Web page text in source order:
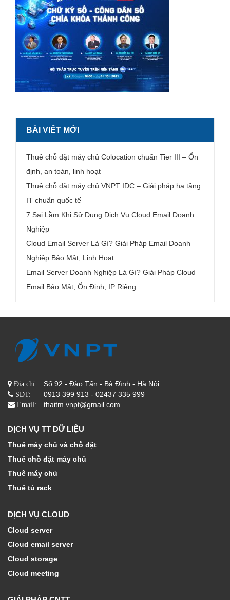
BÀI VIẾT MỚI
Thuê chỗ đặt máy chủ Colocation chuẩn Tier III – Ổn
định, an toàn, linh hoạt
Thuê chỗ đặt máy chủ VNPT IDC – Giải pháp hạ tầng
IT chuẩn quốc tế
7 Sai Lầm Khi Sử Dụng Dịch Vụ Cloud Email Doanh
Nghiệp
Cloud Email Server Là Gì? Giải Pháp Email Doanh
Nghiệp Bảo Mật, Linh Hoạt
Email Server Doanh Nghiệp Là Gì? Giải Pháp Cloud
Email Bảo Mật, Ổn Định, IP Riêng
Địa chỉ: Số 92 - Đào Tấn - Bà Đình - Hà Nội
SĐT: 0913 399 913 - 02437 335 999
Email: thaitm.vnpt@gmail.com
DỊCH VỤ TT DỮ LIỆU
Thuê máy chủ và chỗ đặt
Thuê chỗ đặt máy chủ
Thuê máy chủ
Thuê tủ rack
DỊCH VỤ CLOUD
Cloud server
Cloud email server
Cloud storage
Cloud meeting